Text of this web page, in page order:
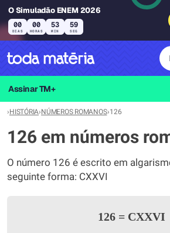
O Simuladão ENEM 2026
00
DIAS
00
HORAS
53
MIN
59
SEG
Assinar TM+
›HISTÓRIA›NÚMEROS ROMANOS›126
126 em números
O número 126 é escrito em
seguinte forma: CXXVI
126 =CXXVI